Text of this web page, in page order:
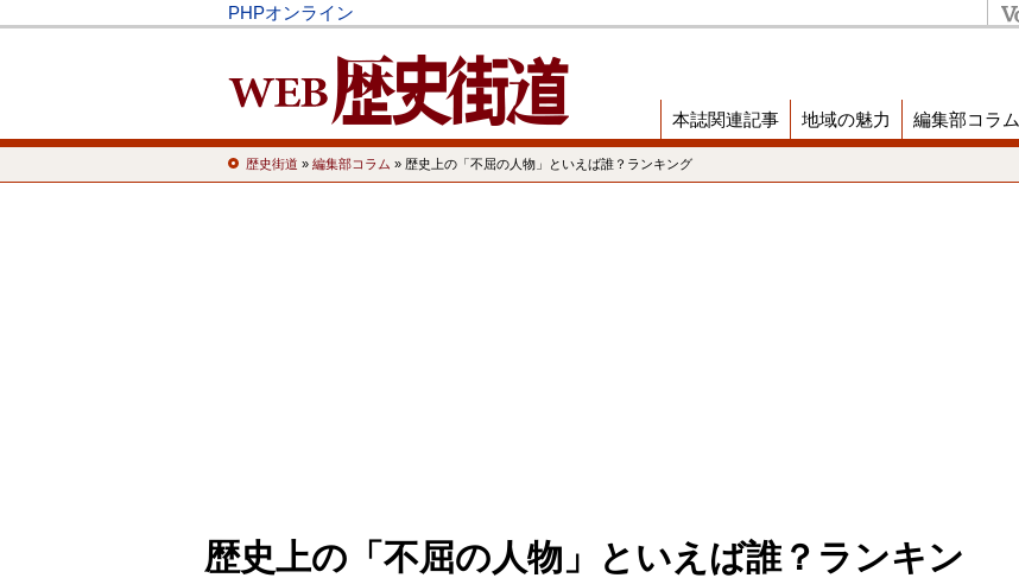
PHPオンライン
本誌関連記事 地域の魅力 編集部コラム
歴史街道 » 編集部コラム » 歴史上の「不屈の人物」といえば誰？ランキング
歴史上の「不屈の人物」といえば誰？ランキン